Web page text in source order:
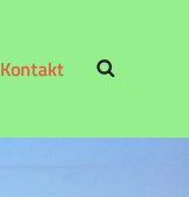
Kontakt